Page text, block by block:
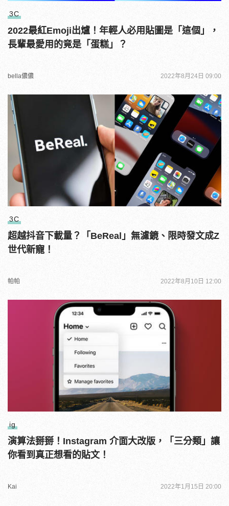
3C
2022最紅Emoji出爐！年輕人必用貼圖是「這個」，
長輩最愛用的竟是「蛋糕」？
bella儂儂 2022年8月24日 09:00
3C
超越抖音下載量？「BeReal」無濾鏡、限時發文成Z
世代新寵！
帕帕 2022年8月10日 12:00
ig
演算法掰掰！Instagram 介面大改版，「三分類」讓
你看到真正想看的貼文！
Kai 2022年1月15日 20:00